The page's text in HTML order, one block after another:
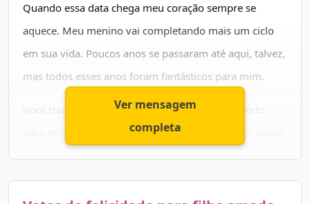
aniversário, para lhe transmitir todo o meu carinho.
Quando essa data chega meu coração sempre se
aquece. Meu menino vai completando mais um ciclo
em sua vida. Poucos anos se passaram até aqui, talvez,
mas todos esses anos foram fantásticos para mim.
Você traz tanta luz, tanta esperança, tanto conforto
para minha vida, que eu só posso agradecer por poder
Ver mensagem
completa